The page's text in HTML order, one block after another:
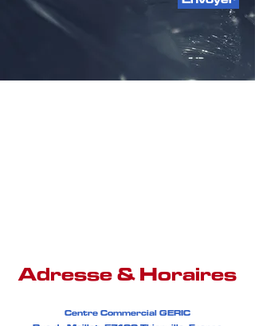
Adresse & Horaires
Centre Commercial GERIC